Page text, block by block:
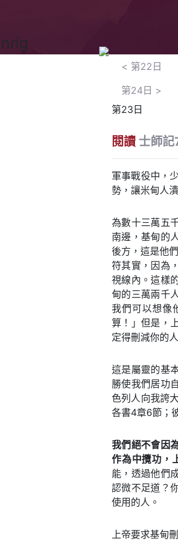
< 第22日
第24日 >
第23日
閱讀 士師
軍事戰役中，
勢，讓米甸人
為數十三萬五
南邊，基甸的
後方，這是他
符其實，因為
視線內。這樣
甸的三萬兩千
我們可以想像
算！」但是，
定得刪減你的
這是屬靈的基
勝使我們居功
色列人向我誇
各書4章6節；
我們絕不會因
作為中攬功，
能，透過他們
認微不足道？
使用的人。
上帝要求基甸